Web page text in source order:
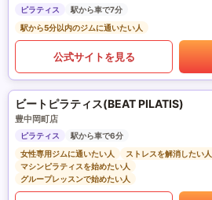
ピラティス
駅から車で7分
駅から5分以内のジムに通いたい人
公式サイトを見る
ビートピラティス(BEAT PILATIS)
豊中岡町店
ピラティス
駅から車で6分
女性専用ジムに通いたい人
ストレスを解消したい人
マシンピラティスを始めたい人
グループレッスンで始めたい人